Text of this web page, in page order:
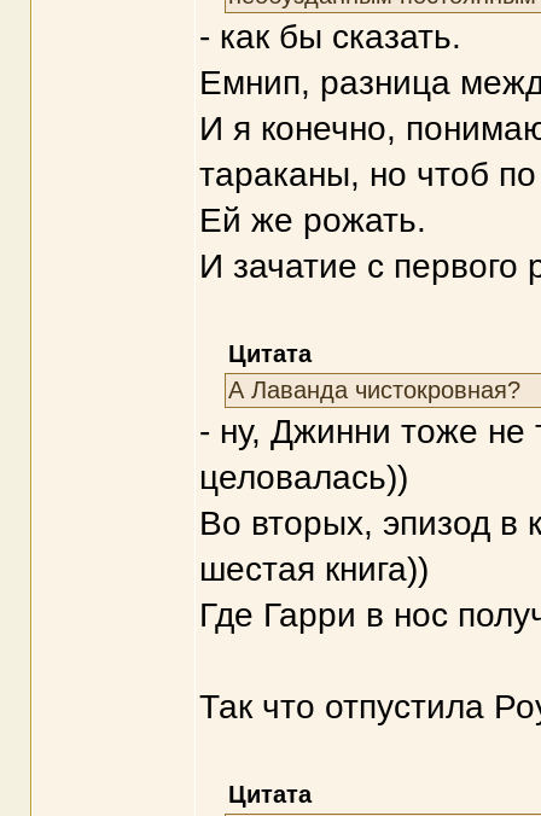
- как бы сказать.
Емнип, разница
И я конечно,
тараканы, но чтоб
Ей же рожать.
И зачатие с первого
Цитата
А Лаванда чистокровная?
- ну, Джинни тоже не
целовалась))
Во вторых, эпизод в
шестая книга))
Где Гарри в нос
Так что отпустила
Цитата